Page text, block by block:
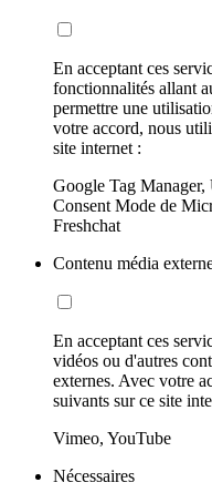
En acceptant ces
fonctionnalités allant
permettre une
votre accord, nous
site internet :
Google Tag
Consent Mode de
Freshchat
Contenu média
En acceptant ces
vidéos ou d'autres
externes. Avec votre
suivants sur ce site
Vimeo, YouTube
Nécessaires